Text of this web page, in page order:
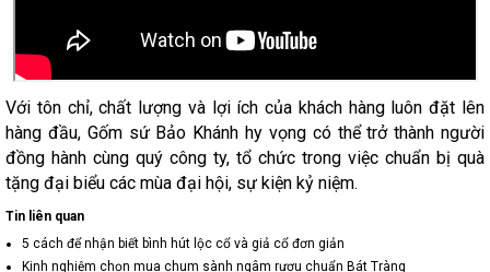
Với tôn chỉ, chất lượng và lợi ích của khách hàng luôn đặt lên
hàng đầu, Gốm sứ Bảo Khánh hy vọng có thể trở thành người
đồng hành cùng quý công ty, tổ chức trong việc chuẩn bị quà
tặng đại biểu các mùa đại hội, sự kiện kỷ niệm.
Tin liên quan
5 cách để nhận biết bình hút lộc cổ và giả cổ đơn giản
Kinh nghiệm chọn mua chum sành ngâm rượu chuẩn Bát Tràng